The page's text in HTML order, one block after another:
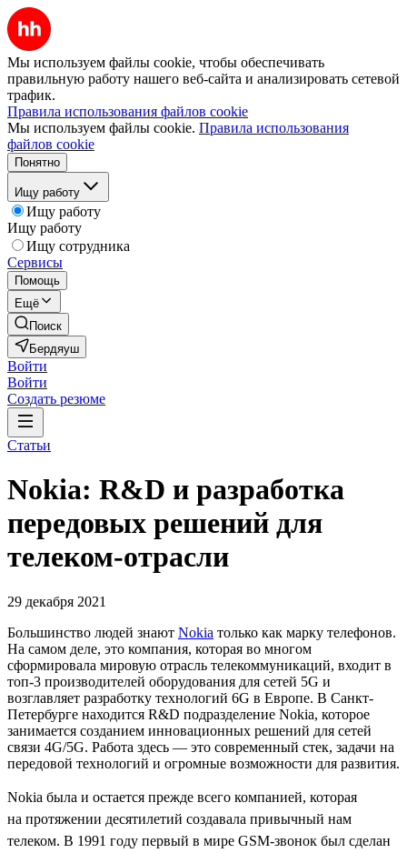
Мы используем файлы cookie, чтобы обеспечивать
правильную работу нашего веб-сайта и анализировать сетевой
трафик.
Правила использования файлов cookie
Мы используем файлы cookie. Правила использования
файлов cookie
Понятно
Ищу работу
Ищу работу
Ищу работу
Ищу сотрудника
Сервисы
Помощь
Ещё
Поиск
Бердяуш
Войти
Войти
Создать резюме
Статьи
Nokia: R&D и разработка
передовых решений для
телеком-отрасли
29 декабря 2021
Большинство людей знают Nokia только как марку телефонов.
На самом деле, это компания, которая во многом
сформировала мировую отрасль телекоммуникаций, входит в
топ-3 производителей оборудования для сетей 5G и
возглавляет разработку технологий 6G в Европе. В Санкт-
Петербурге находится R&D подразделение Nokia, которое
занимается созданием инновационных решений для сетей
связи 4G/5G. Работа здесь — это современный стек, задачи на
передовой технологий и огромные возможности для развития.
Nokia была и остается прежде всего компанией, которая
на протяжении десятилетий создавала привычный нам
телеком. В 1991 году первый в мире GSM-звонок был сделан